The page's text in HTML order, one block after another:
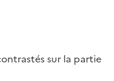
sur la partie